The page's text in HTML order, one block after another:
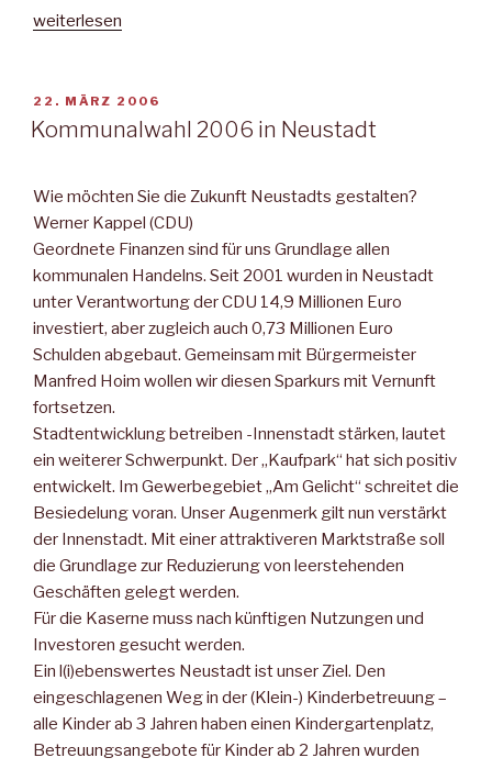
„Neustädter
weiterlesen
VERÖFFENTLICHT
AM
22. MÄRZ 2006
Kommunalwahl 2006 in Neustadt
Wie möchten Sie die Zukunft Neustadts gestalten?
Werner Kappel (CDU)
Geordnete Finanzen sind für uns Grundlage allen
kommunalen Handelns. Seit 2001 wurden in Neustadt
unter Verantwortung der CDU 14,9 Millionen Euro
investiert, aber zugleich auch 0,73 Millionen Euro
Schulden abgebaut. Gemeinsam mit Bürgermeister
Manfred Hoim wollen wir diesen Sparkurs mit Vernunft
fortsetzen.
Stadtentwicklung betreiben -Innenstadt stärken, lautet
ein weiterer Schwerpunkt. Der „Kaufpark“ hat sich positiv
entwickelt. Im Gewerbegebiet „Am Gelicht“ schreitet die
Besiedelung voran. Unser Augenmerk gilt nun verstärkt
der Innenstadt. Mit einer attraktiveren Marktstraße soll
die Grundlage zur Reduzierung von leerstehenden
Geschäften gelegt werden.
Für die Kaserne muss nach künftigen Nutzungen und
Investoren gesucht werden.
Ein l(i)ebenswertes Neustadt ist unser Ziel. Den
eingeschlagenen Weg in der (Klein-) Kinderbetreuung –
alle Kinder ab 3 Jahren haben einen Kindergartenplatz,
Betreuungsangebote für Kinder ab 2 Jahren wurden